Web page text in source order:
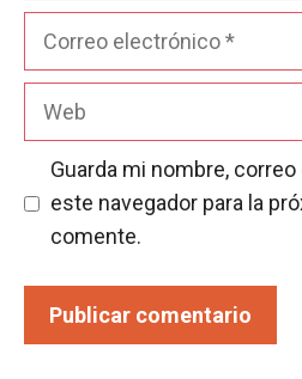
Guarda mi nombre,
este navegador para la
comente.